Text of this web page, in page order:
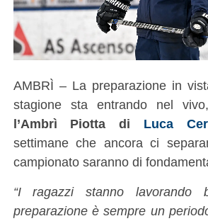
AMBRÌ – La preparazione in
stagione sta entrando nel
l’Ambrì Piotta di Luca
settimane che ancora ci
campionato saranno di
“I ragazzi stanno lavorando
preparazione è sempre un